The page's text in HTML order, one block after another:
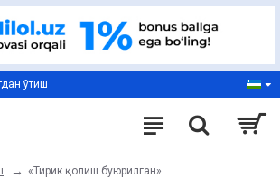
ўтиш
«Тирик қолиш буюрилган»